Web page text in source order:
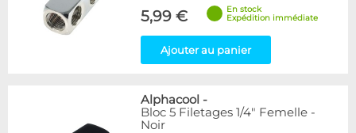
Couleur
Blanc
36
2
2
5,99 €
En stock
Expédition immédiate
Ajouter au panier
Alphacool -
Bloc 5 Filetages 1/4" Femelle -
Noir